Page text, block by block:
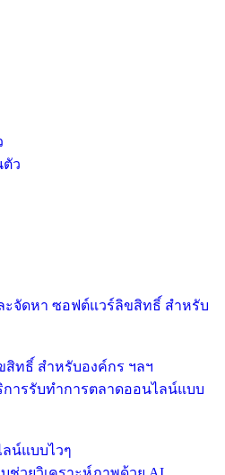
ตัว
ทธิ์ สำหรับองค์กร ฯลฯ
น์แบบไวๆ